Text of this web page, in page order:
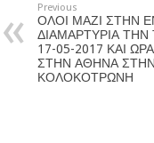
Previous
ΟΛΟΙ ΜΑΖΙ ΣΤΗΝ
ΔΙΑΜΑΡΤΥΡΙΑ ΤΗΝ
17-05-2017 ΚΑΙ
ΣΤΗΝ ΑΘΗΝΑ ΣΤΗΝ
ΚΟΛΟΚΟΤΡΩΝΗ